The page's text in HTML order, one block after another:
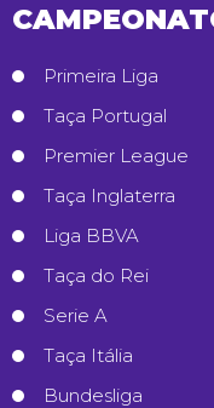
Primeira Liga
Taça Portugal
Premier League
Taça Inglaterra
Liga BBVA
Taça do Rei
Serie A
Taça Itália
Bundesliga